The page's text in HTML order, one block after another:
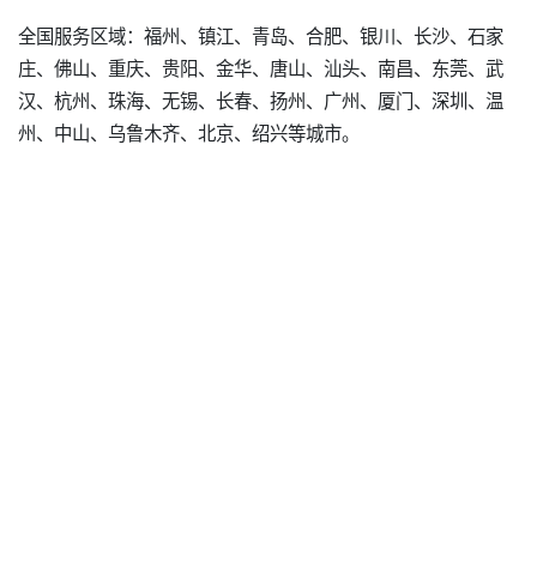
全国服务区域：福州、镇江、青岛、合肥、银川、长沙、石家
庄、佛山、重庆、贵阳、金华、唐山、汕头、南昌、东莞、武
汉、杭州、珠海、无锡、长春、扬州、广州、厦门、深圳、温
州、中山、乌鲁木齐、北京、绍兴等城市。